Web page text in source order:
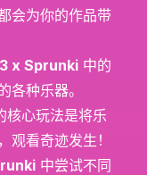
会为你的作品带
x Sprunki 中的
各种乐器。
核心玩法是将乐
观看奇迹发生！
中尝试不同